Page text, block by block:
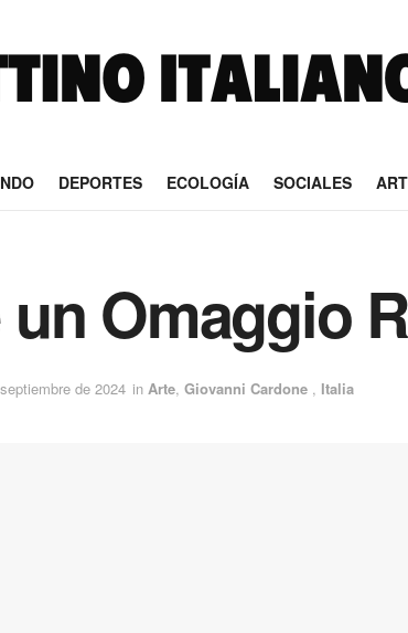
DEPORTES ECOLOGÍA SOCIALES
Omaggio
de 2024 in Arte, Giovanni Cardone , Italia